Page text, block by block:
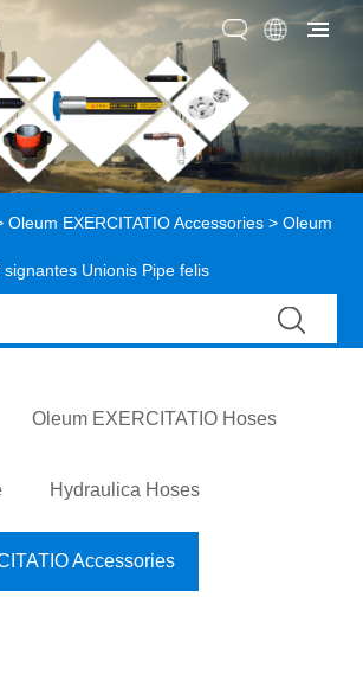
Oleum EXERCITATIO Accessories > Oleum
signantes Unionis Pipe felis
Oleum EXERCITATIO Hoses
Hydraulica Hoses
Accessories